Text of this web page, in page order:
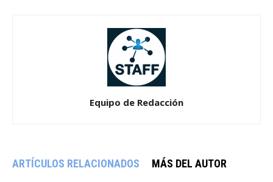
Equipo de Redacción
ARTÍCULOS RELACIONADOS MÁS DEL AUTOR